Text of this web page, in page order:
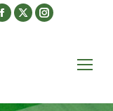
Facebook
window
X
window
Instagram
window